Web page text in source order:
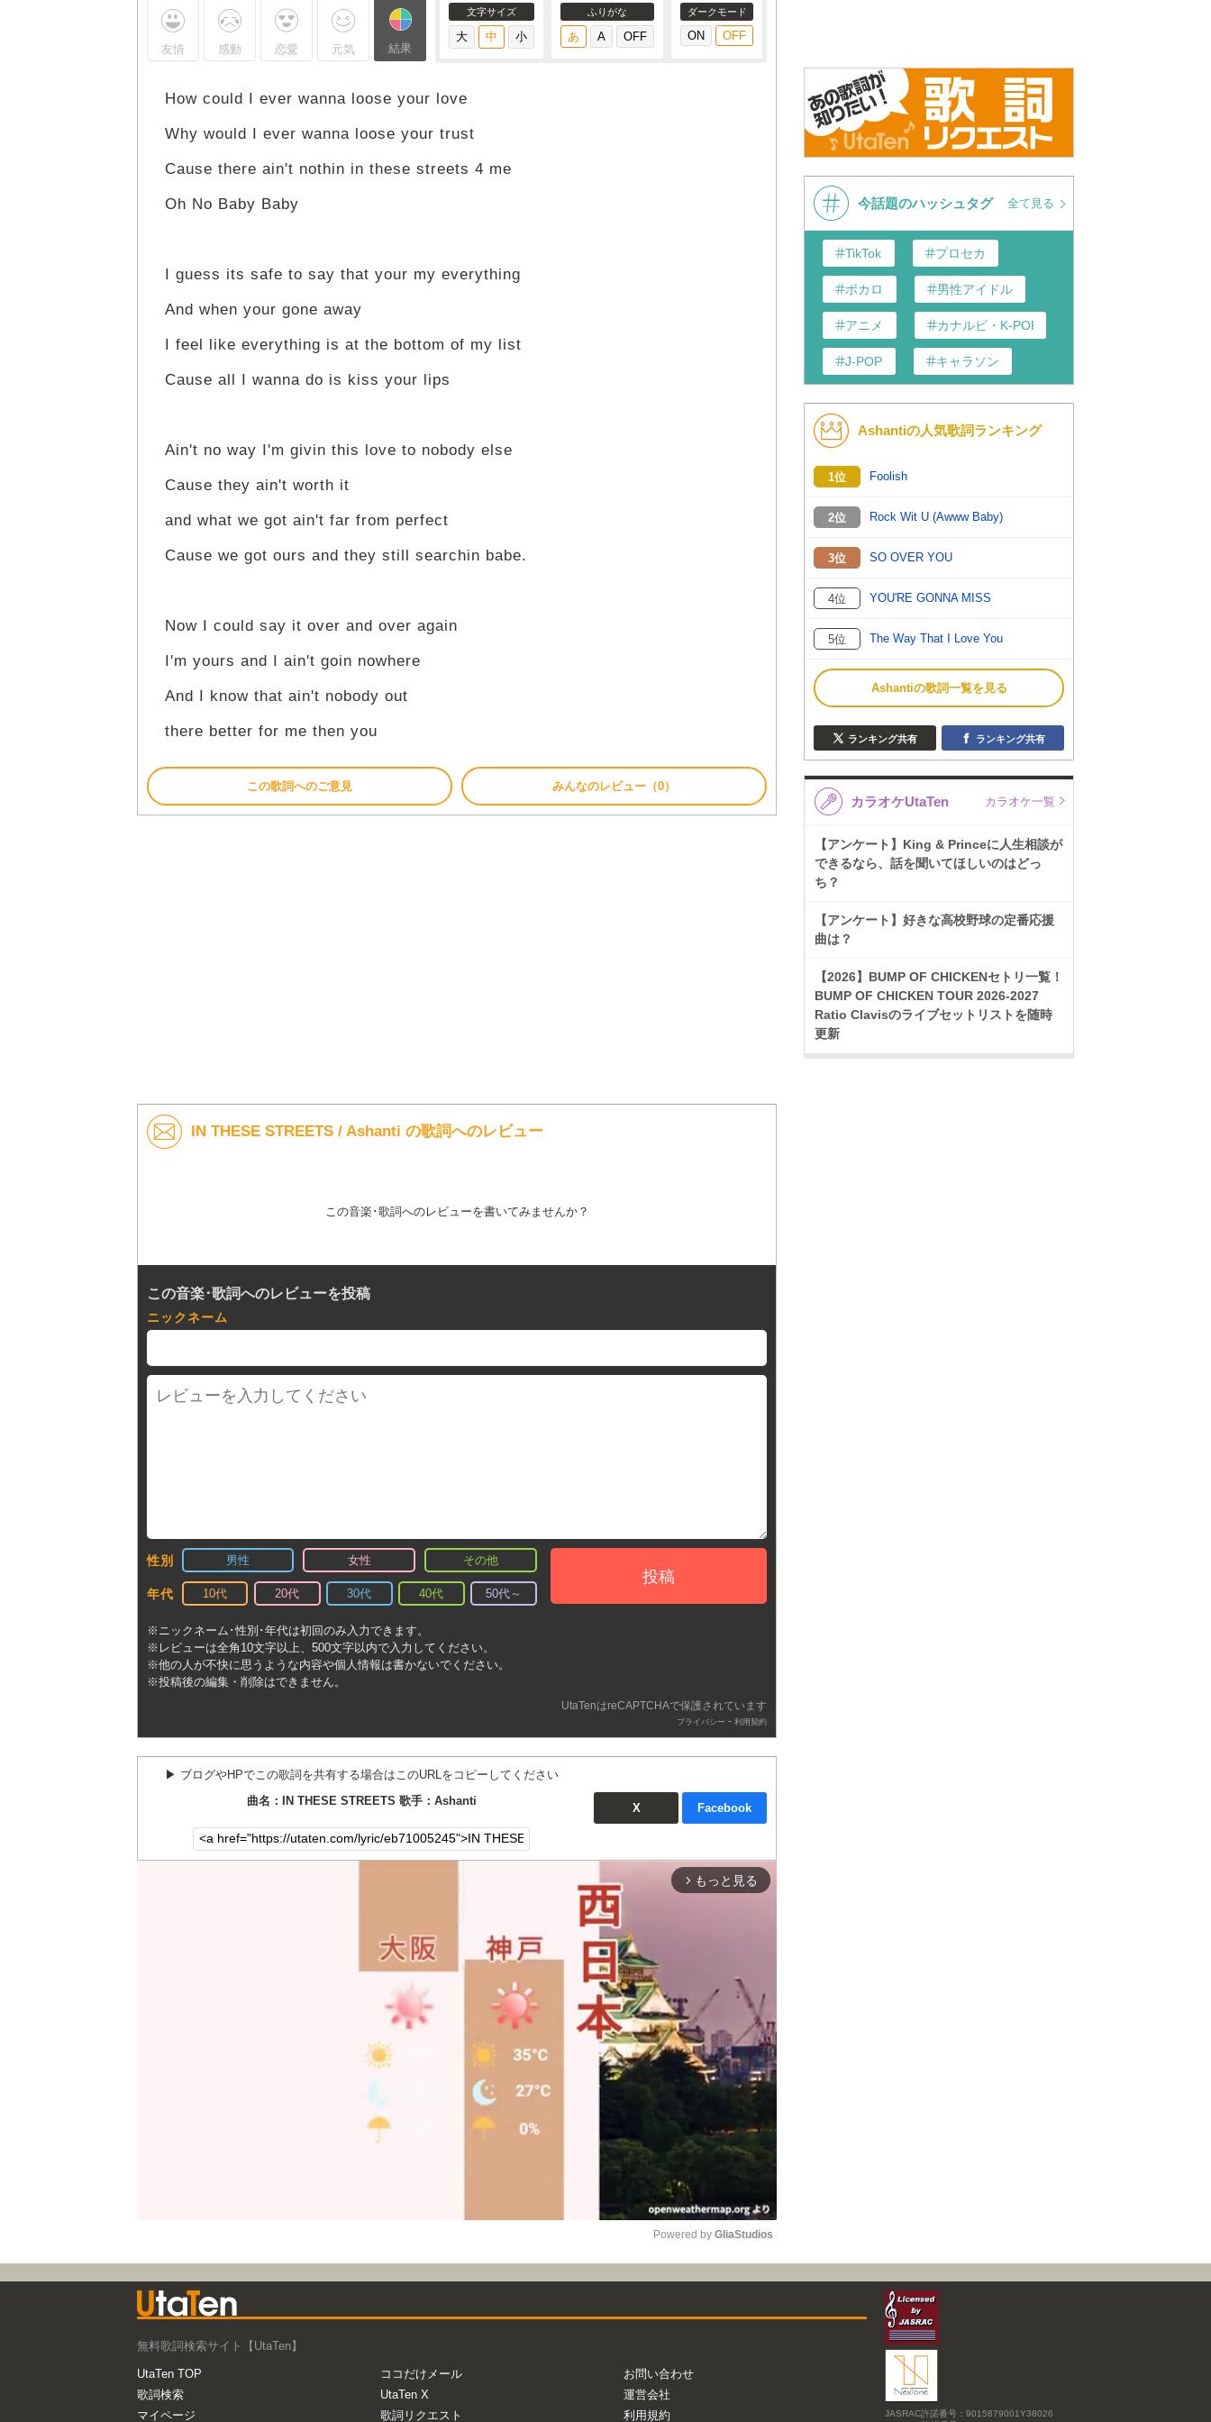
友情 感動 恋愛 元気 結果
文字サイズ ふりがな ダークモード
How could I ever wanna loose your love
Why would I ever wanna loose your trust
Cause there ain't nothin in these streets 4 me
Oh No Baby Baby
I guess its safe to say that your my everything
And when your gone away
I feel like everything is at the bottom of my list
Cause all I wanna do is kiss your lips
Ain't no way I'm givin this love to nobody else
Cause they ain't worth it
and what we got ain't far from perfect
Cause we got ours and they still searchin babe.
Now I could say it over and over again
I'm yours and I ain't goin nowhere
And I know that ain't nobody out
there better for me then you
この歌詞へのご意見 みんなのレビュー（0）
IN THESE STREETS / Ashanti の歌詞へのレビュー
この音楽･歌詞へのレビューを書いてみませんか？
この音楽･歌詞へのレビューを投稿
ニックネーム
性別 男性 女性 その他
年代 10代 20代 30代 40代 50代～
投稿
※ニックネーム･性別･年代は初回のみ入力できます。
※レビューは全角10文字以上、500文字以内で入力してください。
※他の人が不快に思うような内容や個人情報は書かないでください。
※投稿後の編集・削除はできません。
UtaTenはreCAPTCHAで保護されています
プライバシー - 利用契約
▶︎ ブログやHPでこの歌詞を共有する場合はこのURLをコピーしてください
曲名：IN THESE STREETS 歌手：Ashanti
X Facebook
arrow_forward_ios もっと見る
Mute
Powered by GliaStudios
今話題のハッシュタグ 全て見る
TikTok プロセカ
ボカロ 男性アイドル
アニメ カナルビ・K-POP和訳
J-POP キャラソン
K-POP バンド
演歌・歌謡
VTuber
Ashantiの人気歌詞ランキング
1位 Foolish
2位 Rock Wit U (Awww Baby)
3位 SO OVER YOU
4位 YOU'RE GONNA MISS
5位 The Way That I Love You
Ashantiの歌詞一覧を見る
ランキング共有 ランキング共有
カラオケUtaTen カラオケ一覧
【アンケート】King & Princeに人生相談が
できるなら、話を聞いてほしいのはどっ
ち？
【アンケート】好きな高校野球の定番応援
曲は？
【2026】BUMP OF CHICKENセトリ一覧！
BUMP OF CHICKEN TOUR 2026-2027
Ratio Clavisのライブセットリストを随時
更新
無料歌詞検索サイト【UtaTen】
UtaTen TOP
歌詞検索
マイページ
ココだけメール
UtaTen X
歌詞リクエスト
お問い合わせ
運営会社
利用規約
JASRAC許諾番号：9015879001Y38026